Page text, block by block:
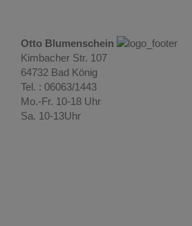
Otto Blumenschein
Kimbacher Str. 107
64732 Bad König
Tel. : 06063/1443
Mo.-Fr. 10-18 Uhr
Sa. 10-13Uhr